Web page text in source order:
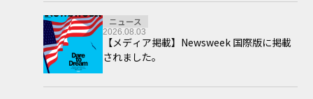
ニュース
2026.08.03
【メディア掲載】Newsweek 国際版に掲載
されました。